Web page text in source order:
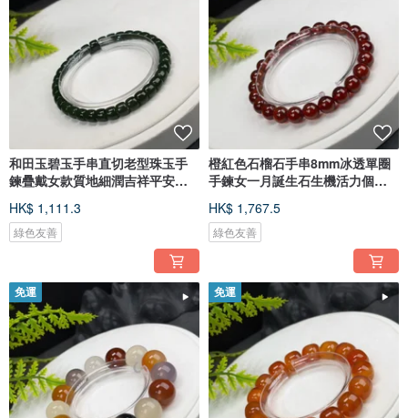
和田玉碧玉手串直切老型珠玉手
鍊疊戴女款質地細潤吉祥平安附
HK$ 1,111.3
綠色友善
橙紅色石榴石手串8mm冰透單圈
手鍊女一月誕生石生機活力個人
HK$ 1,767.5
綠色友善
免運 免運